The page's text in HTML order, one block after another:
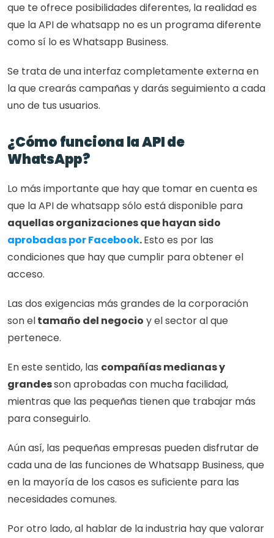
que te ofrece posibilidades diferentes, la realidad es
que la API de whatsapp no es un programa diferente
como sí lo es Whatsapp Business.
Se trata de una interfaz completamente externa en
la que crearás campañas y darás seguimiento a cada
uno de tus usuarios.
¿Cómo funciona la API de
WhatsApp?
Lo más importante que hay que tomar en cuenta es
aprobadas por Facebook. Esto es por las
condiciones que hay que cumplir para obtener el
acceso.
Las dos exigencias más grandes de la corporación
son el tamaño del negocio y el sector al que
pertenece.
En este sentido, las compañías medianas y
grandes son aprobadas con mucha facilidad,
mientras que las pequeñas tienen que trabajar más
para conseguirlo.
Aún así, las pequeñas empresas pueden disfrutar de
cada una de las funciones de Whatsapp Business, que
en la mayoría de los casos es suficiente para las
necesidades comunes.
Por otro lado, al hablar de la industria hay que valorar